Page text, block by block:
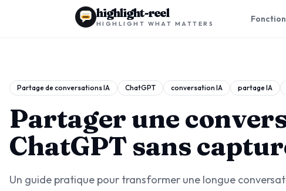
highlight-reel
HIGHLIGHT WHAT MATTERS
Partage de conversations IA ChatGPT conversation IA partage IA
Partager une
ChatGPT sans
Un guide pratique pour transformer une longue